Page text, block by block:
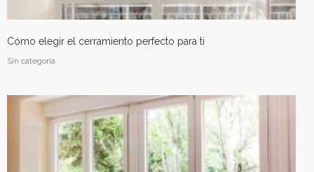
División de oficinas, Zaragoza
Cerramientos
Cómo elegir el cerramiento perfecto para ti
Sin categoría